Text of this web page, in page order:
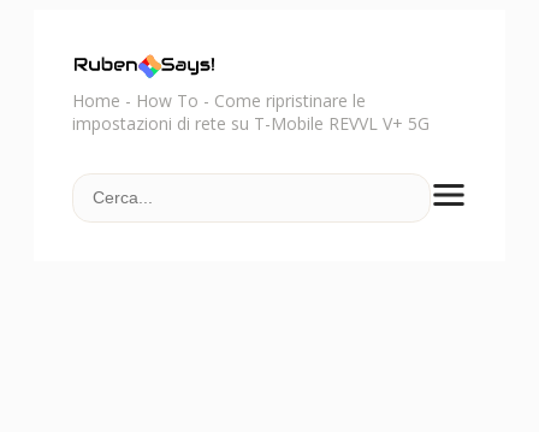
Home - How To - Come ripristinare le
impostazioni di rete su T-Mobile REVVL V+ 5G